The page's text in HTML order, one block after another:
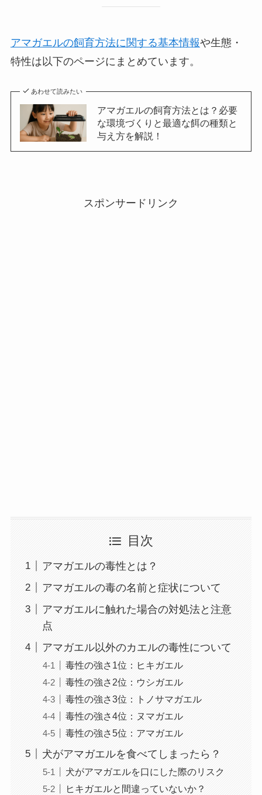
アマガエルの飼育方法に関する基本情報や生態・
特性は以下のページにまとめています。
あわせて読みたい
アマガエルの飼育方法とは？必要
な環境づくりと最適な餌の種類と
与え方を解説！
スポンサードリンク
目次
アマガエルの毒性とは？
アマガエルの毒の名前と症状について
アマガエルに触れた場合の対処法と注意
点
アマガエル以外のカエルの毒性について
毒性の強さ1位：ヒキガエル
毒性の強さ2位：ウシガエル
毒性の強さ3位：トノサマガエル
毒性の強さ4位：ヌマガエル
毒性の強さ5位：アマガエル
犬がアマガエルを食べてしまったら？
犬がアマガエルを口にした際のリスク
ヒキガエルと間違っていないか？